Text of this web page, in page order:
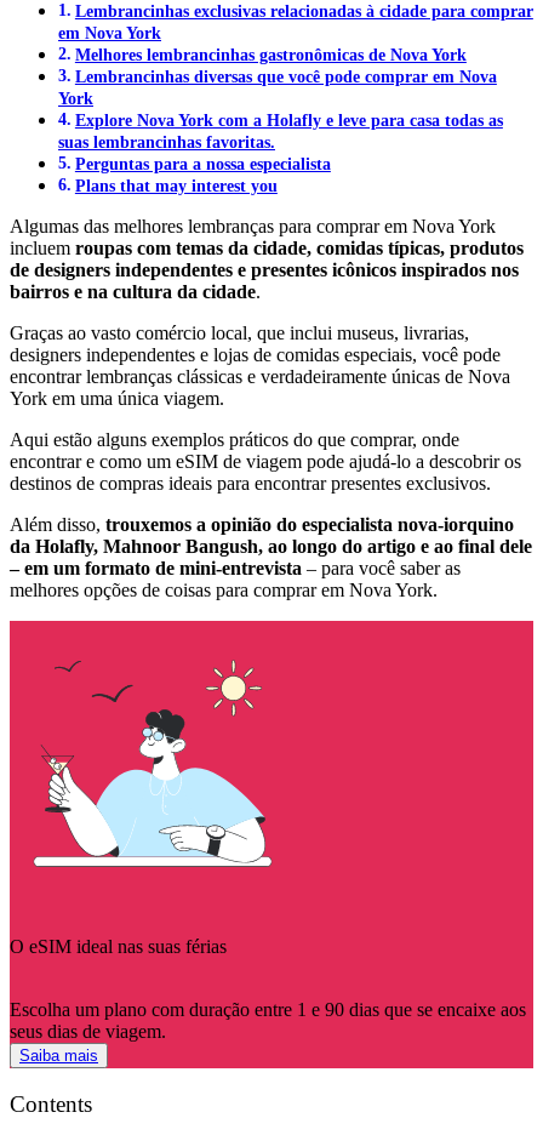
Lembrancinhas exclusivas relacionadas à cidade para comprar
em Nova York
Melhores lembrancinhas gastronômicas de Nova York
Lembrancinhas diversas que você pode comprar em Nova
York
Explore Nova York com a Holafly e leve para casa todas as
suas lembrancinhas favoritas.
Perguntas para a nossa especialista
Plans that may interest you
Algumas das melhores lembranças para comprar em Nova York
incluem roupas com temas da cidade, comidas típicas, produtos
de designers independentes e presentes icônicos inspirados nos
bairros e na cultura da cidade.
Graças ao vasto comércio local, que inclui museus, livrarias,
designers independentes e lojas de comidas especiais, você pode
encontrar lembranças clássicas e verdadeiramente únicas de Nova
York em uma única viagem.
Aqui estão alguns exemplos práticos do que comprar, onde
encontrar e como um eSIM de viagem pode ajudá-lo a descobrir os
destinos de compras ideais para encontrar presentes exclusivos.
Além disso, trouxemos a opinião do especialista nova-iorquino
da Holafly, Mahnoor Bangush, ao longo do artigo e ao final dele
– em um formato de mini-entrevista – para você saber as
melhores opções de coisas para comprar em Nova York.
O eSIM ideal nas suas férias
Escolha um plano com duração entre 1 e 90 dias que se encaixe aos
seus dias de viagem.
Saiba mais
Contents